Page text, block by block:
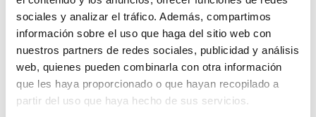
sociales y analizar el tráfico. Además, compartimos
información sobre el uso que haga del sitio web con
nuestros partners de redes sociales, publicidad y análisis
web, quienes pueden combinarla con otra información
que les haya proporcionado o que hayan recopilado a
partir del uso que haya hecho de sus servicios.
Descripción
Salida para cables Valena Next, dark. Mecanismos suministrados con
soporte a tornillos bi-material (metálico y plástico), frontal de acabado y
cubierta de protección. A combinar con las placas embellecedoras.
Posibilidad de instalación con soporte de garras.